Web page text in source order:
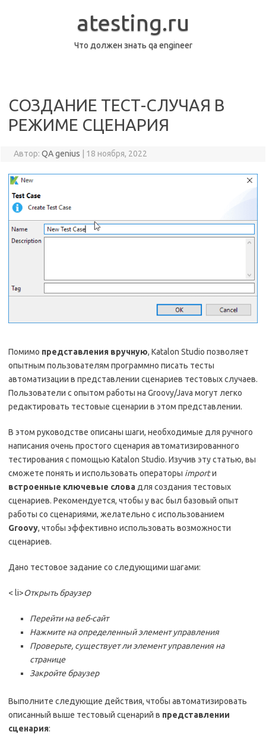
atesting.ru
Что должен знать qa engineer
СОЗДАНИЕ ТЕСТ-СЛУЧАЯ В
РЕЖИМЕ СЦЕНАРИЯ
Автор: QA genius 18 ноября, 2022
Помимо представления вручную, Katalon Studio позволяет
опытным пользователям программно писать тесты
автоматизации в представлении сценариев тестовых случаев.
Пользователи с опытом работы на Groovy/Java могут легко
редактировать тестовые сценарии в этом представлении.
В этом руководстве описаны шаги, необходимые для ручного
написания очень простого сценария автоматизированного
тестирования с помощью Katalon Studio. Изучив эту статью, вы
сможете понять и использовать операторы importи
встроенные ключевые слова для создания тестовых
сценариев. Рекомендуется, чтобы у вас был базовый опыт
работы со сценариями, желательно с использованием
Groovy, чтобы эффективно использовать возможности
сценариев.
Дано тестовое задание со следующими шагами:
< li>Открыть браузер
Перейти на веб-сайт
Нажмите на определенный элемент управления
Проверьте, существует ли элемент управления на
странице
Закройте браузер
Выполните следующие действия, чтобы автоматизировать
описанный выше тестовый сценарий в представлении
сценария: